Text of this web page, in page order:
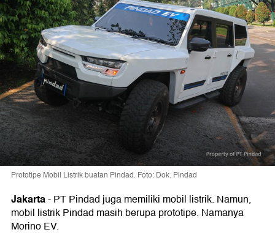
Prototipe Mobil Listrik buatan Pindad. Foto: Dok. Pindad
Jakarta-PT Pindad juga memiliki mobil listrik. Namun,
mobil listrik Pindad masih berupa prototipe. Namanya
Morino EV.